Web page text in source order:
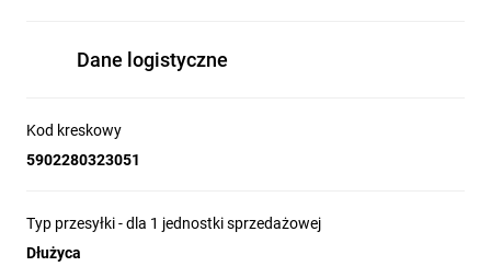
Dane logistyczne
Kod kreskowy
5902280323051
Typ przesyłki - dla 1 jednostki sprzedażowej
Dłużyca